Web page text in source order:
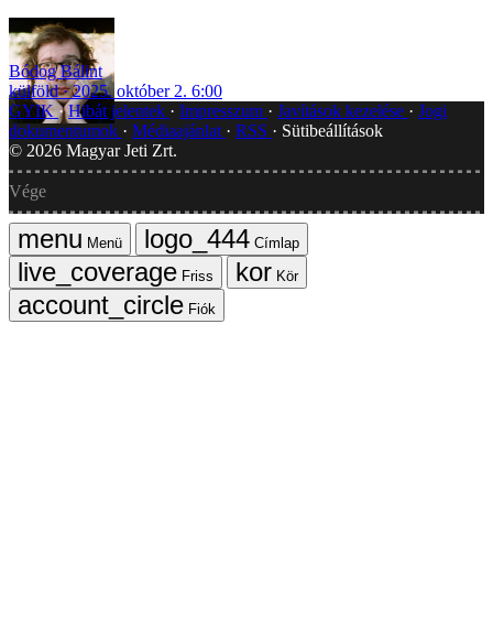
Bódog Bálint
külföld
2025. október 2. 6:00
GYIK Hibát jelentek Impresszum Javítások kezelése
Jogi
dokumentumok
Médiaajánlat RSS
Sütibeállítások
© 2026 Magyar Jeti Zrt.
Vége
Menü
Címlap
Friss
Kör
Fiók